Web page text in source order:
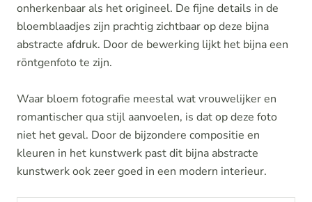
onherkenbaar als het origineel. De fijne details in de
bloemblaadjes zijn prachtig zichtbaar op deze bijna
abstracte afdruk. Door de bewerking lijkt het bijna een
röntgenfoto te zijn.
Waar bloem fotografie meestal wat vrouwelijker en
romantischer qua stijl aanvoelen, is dat op deze foto
niet het geval. Door de bijzondere compositie en
kleuren in het kunstwerk past dit bijna abstracte
kunstwerk ook zeer goed in een modern interieur.